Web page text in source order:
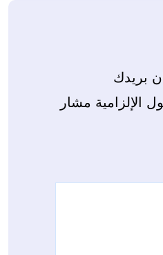
بريدك
الإلزامية مشار